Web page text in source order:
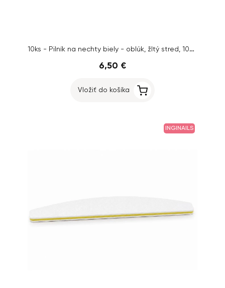
10ks - Pilník na nechty biely - oblúk, žltý stred, 100/180
6,50 €
Vložiť do košíka
INGINAILS